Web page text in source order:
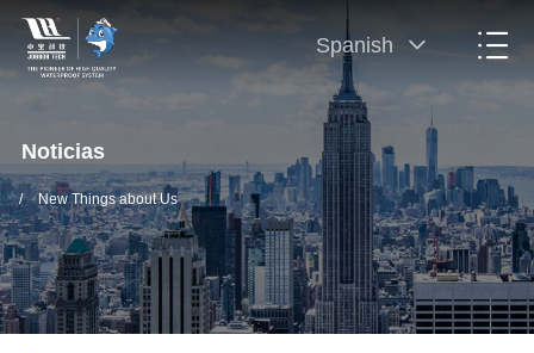
Spanish
Noticias
/ New Things about Us